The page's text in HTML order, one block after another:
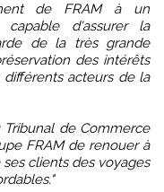
de FRAM à un
capable d'assurer la
de la très grande
des intérêts
acteurs de la
de Commerce
FRAM de renouer à
clients des voyages